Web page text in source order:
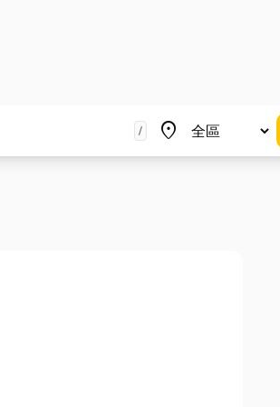
/ place
地區